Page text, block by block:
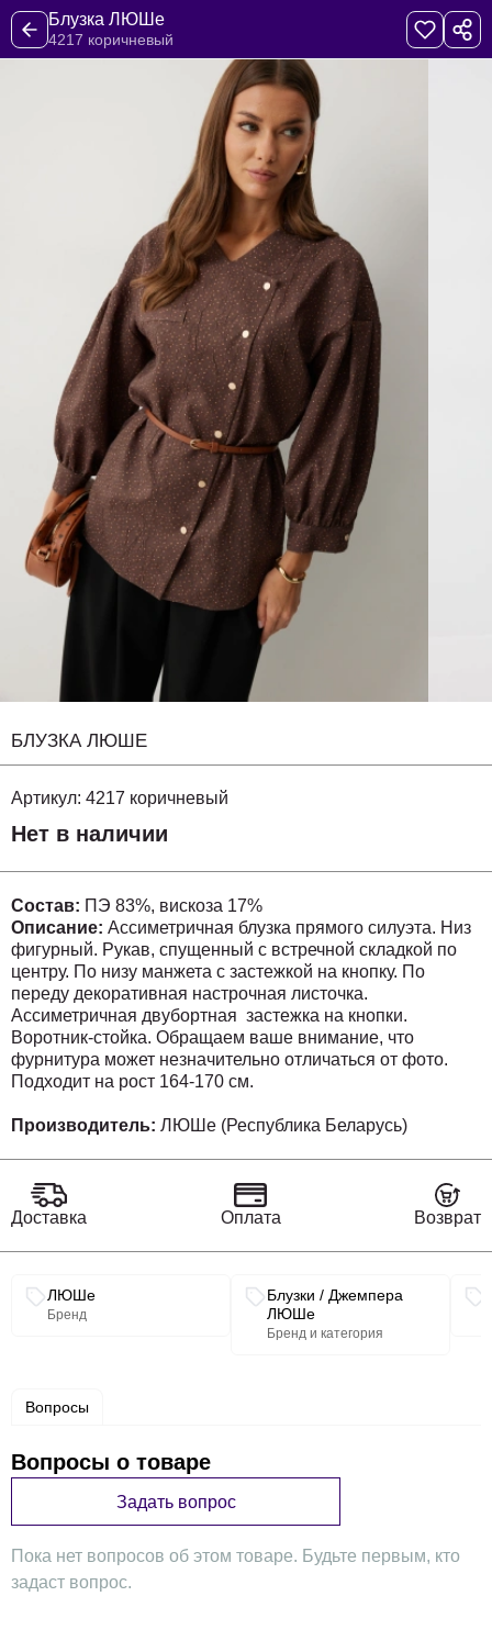
Блузка ЛЮШе
4217 коричневый
БЛУЗКА ЛЮШЕ
Артикул: 4217 коричневый
Нет в наличии
Состав: ПЭ 83%, вискоза 17%
Описание: Ассиметричная блузка прямого силуэта. Низ
фигурный. Рукав, спущенный с встречной складкой по
центру. По низу манжета с застежкой на кнопку. По
переду декоративная настрочная листочка.
Ассиметричная двубортная застежка на кнопки.
Воротник-стойка. Обращаем ваше внимание, что
фурнитура может незначительно отличаться от фото.
Подходит на рост 164-170 см.
Длина блузки (44-48р - 69см)(50-54р - 71см)
Производитель: ЛЮШе (Республика Беларусь)
Доставка Оплата Возврат
Связанные разделы каталога
ЛЮШе
Бренд
Блузки / Джемпера
ЛЮШе
Бренд и категория
Вопросы
Вопросы о товаре
Задать вопрос
Пока нет вопросов об этом товаре. Будьте первым, кто
задаст вопрос.